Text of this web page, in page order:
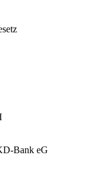
Bank eG